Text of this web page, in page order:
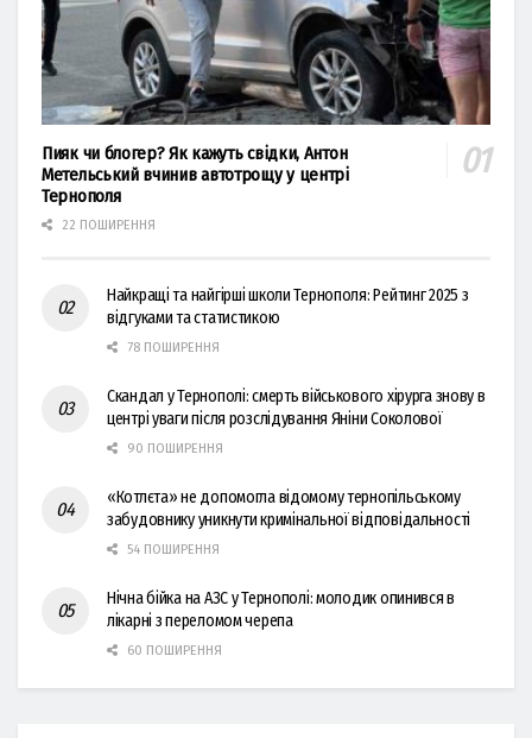
Пияк чи блогер? Як кажуть свідки, Антон
Метельський вчинив автотрощу у центрі
Тернополя
22 ПОШИРЕННЯ
Найкращі та найгірші школи Тернополя: Рейтинг 2025 з
відгуками та статистикою
78 ПОШИРЕННЯ
Скандал у Тернополі: смерть військового хірурга знову в
центрі уваги після розслідування Яніни Соколової
90 ПОШИРЕННЯ
«Котлєта» не допомогла відомому тернопільському
забудовнику уникнути кримінальної відповідальності
54 ПОШИРЕННЯ
Нічна бійка на АЗС у Тернополі: молодик опинився в
лікарні з переломом черепа
60 ПОШИРЕННЯ